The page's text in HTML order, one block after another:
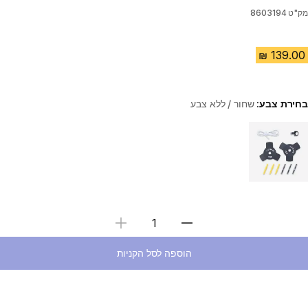
מק"ט 8603194
בחירת צבע:שחור / ללא צבע
Choose a variant
בחירת כמות
הוספה לסל הקניות